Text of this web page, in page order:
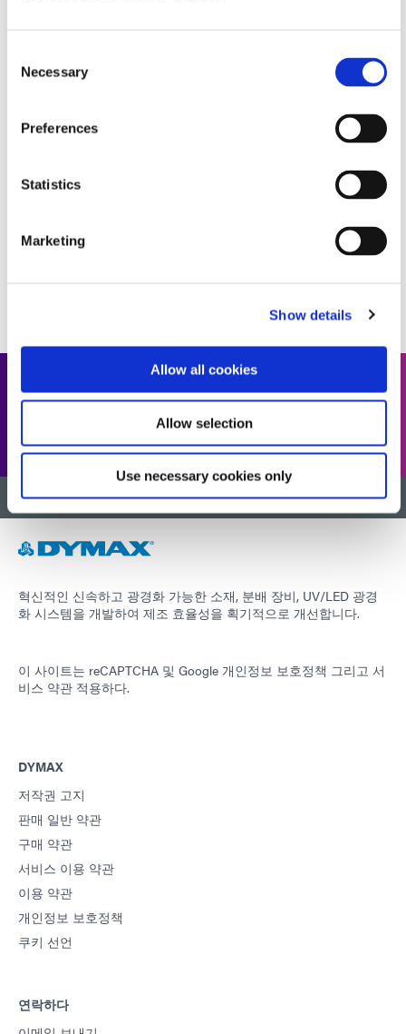
Selection
Necessary
Preferences
Statistics
Marketing
Show details
Allow all cookies
Allow selection
Use necessary cookies only
가이드: 광 경화 컨포멀 코팅(유럽|EN)
설정, 경화, 검사, 재작업 및 제거 공정에 대한 20페이지 가이드입
COMPREHENSIVE GUIDE
전체 자료 라이브러리를 찾으시나
맨 위로 돌아가기
혁신적인 신속하고 광경화 가능한 소재, 분배 장비, UV/LED 광경
화 시스템을 개발하여 제조 효율성을 획기적으로 개선합니다.
이 사이트는 reCAPTCHA 및 Google 개인정보 보호정책 그리고 서
비스 약관 적용하다.
DYMAX
저작권 고지
판매 일반 약관
구매 약관
서비스 이용 약관
이용 약관
개인정보 보호정책
쿠키 선언
연락하다